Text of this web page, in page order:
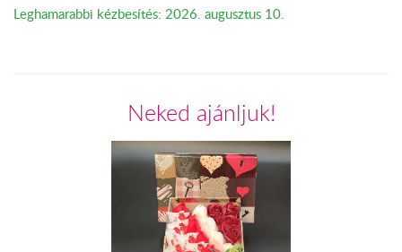
Leghamarabbi kézbesítés: 2026. augusztus 10.
Neked ajánljuk!